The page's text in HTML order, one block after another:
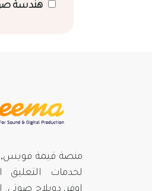
هندسة
منصة قيمة فويس,
لخدمات